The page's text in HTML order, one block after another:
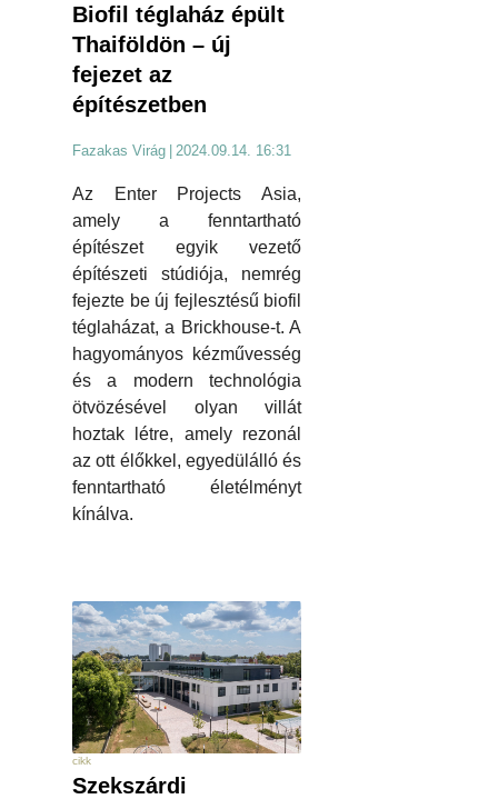
Biofil téglaház épült
Thaiföldön – új
fejezet az
építészetben
Fazakas Virág | 2024.09.14. 16:31
Az Enter Projects Asia,
amely a fenntartható
építészet egyik vezető
építészeti stúdiója, nemrég
fejezte be új fejlesztésű biofil
téglaházat, a Brickhouse-t. A
hagyományos kézművesség
és a modern technológia
ötvözésével olyan villát
hoztak létre, amely rezonál
az ott élőkkel, egyedülálló és
fenntartható életélményt
kínálva.
cikk
Szekszárdi